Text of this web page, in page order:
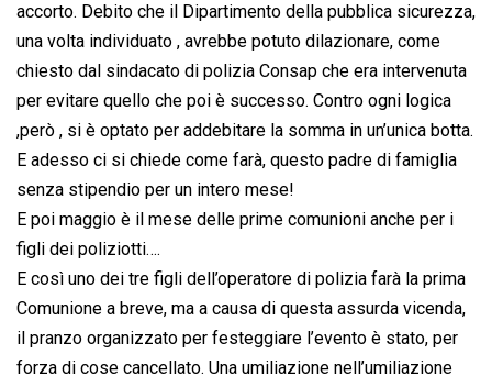
accorto. Debito che il Dipartimento della pubblica sicurezza,
una volta individuato , avrebbe potuto dilazionare, come
chiesto dal sindacato di polizia Consap che era intervenuta
per evitare quello che poi è successo. Contro ogni logica
,però , si è optato per addebitare la somma in un’unica botta.
E adesso ci si chiede come farà, questo padre di famiglia
senza stipendio per un intero mese!
E poi maggio è il mese delle prime comunioni anche per i
figli dei poliziotti….
E così uno dei tre figli dell’operatore di polizia farà la prima
Comunione a breve, ma a causa di questa assurda vicenda,
il pranzo organizzato per festeggiare l’evento è stato, per
forza di cose cancellato. Una umiliazione nell’umiliazione